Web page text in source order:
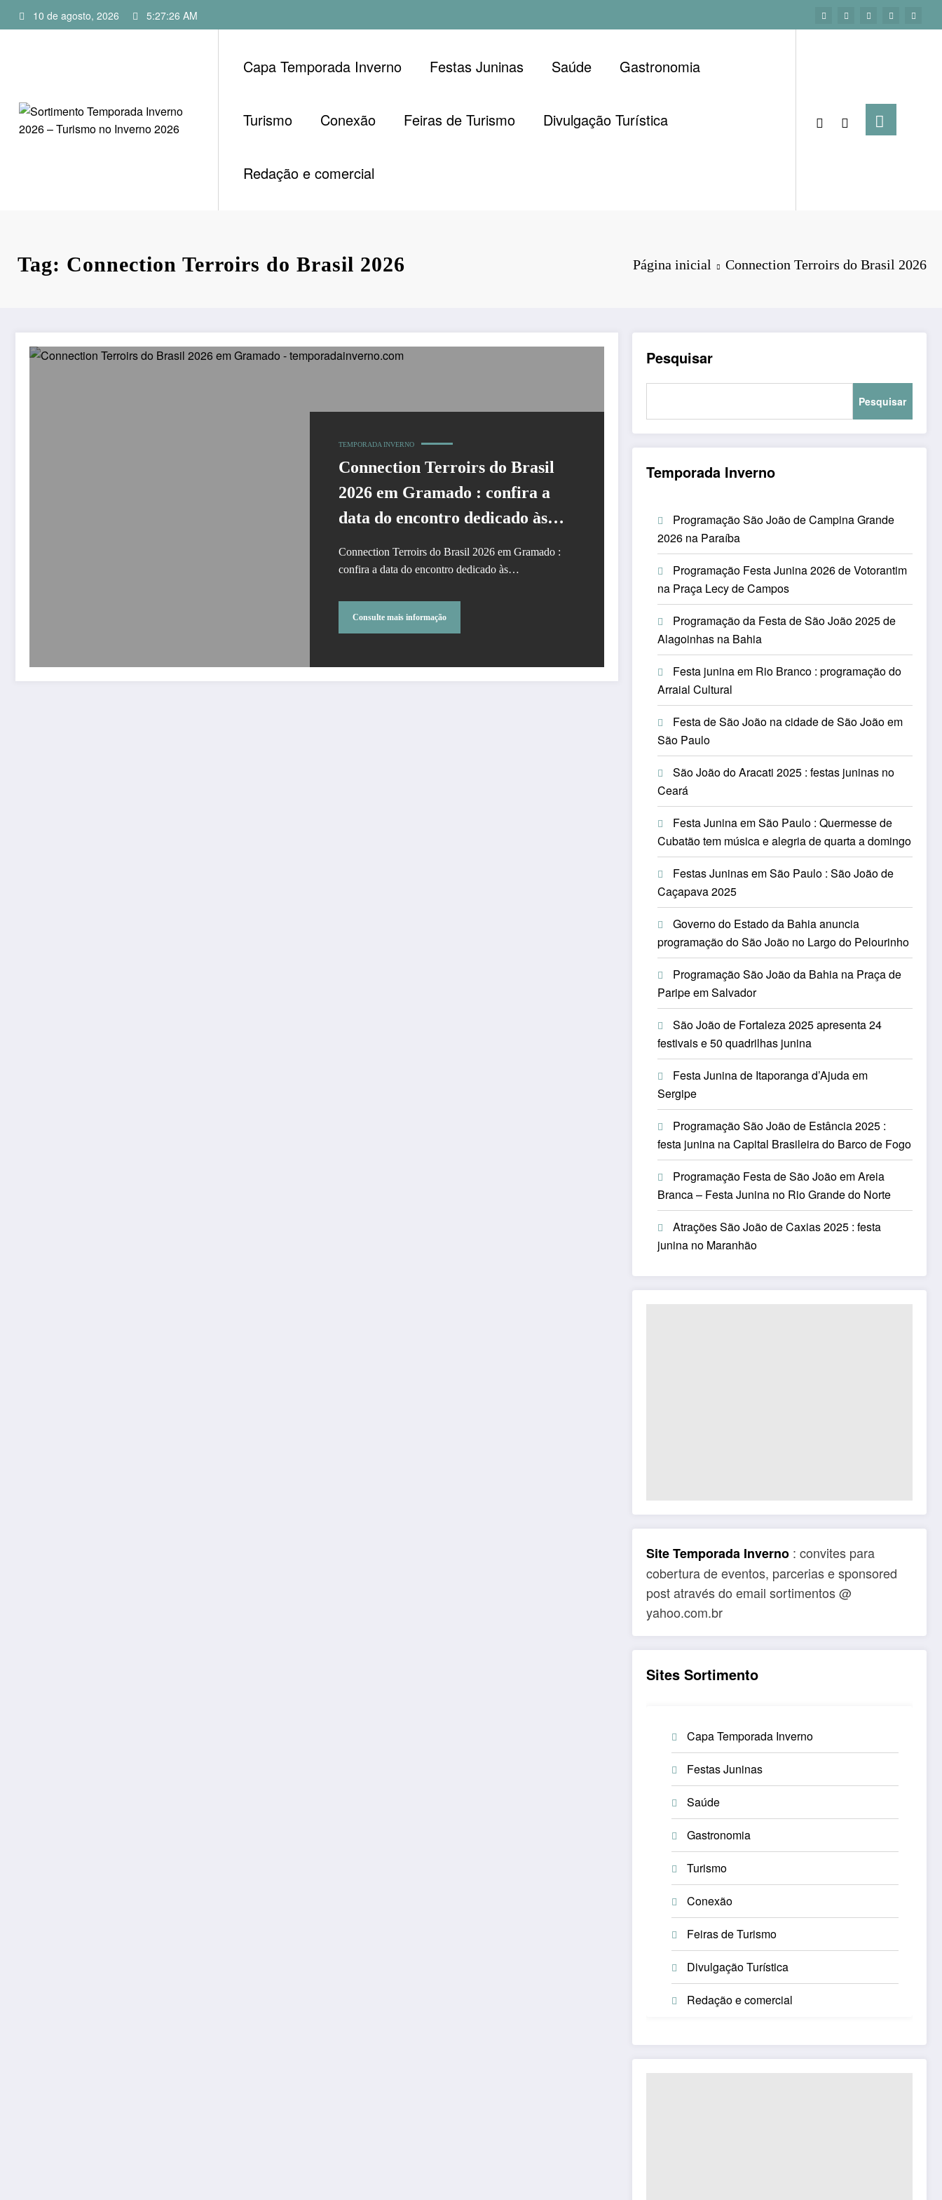
para
10 de agosto, 2026 5:27:27 AM
Capa Temporada Inverno Festas Juninas Saúde Gastronomia
Turismo Conexão Feiras de Turismo Divulgação Turística
Redação e comercial
Tag: Connection Terroirs do Brasil 2026 Página inicial Connection Terroirs do Brasil 2026
TEMPORADA INVERNO
Connection Terroirs do Brasil
2026 em Gramado : confira a
data do encontro dedicado às
Connection Terroirs do Brasil 2026 em Gramado :
confira a data do encontro dedicado às…
Consulte mais informação
Pesquisar
Pesquisar
Temporada Inverno
Programação São João de Campina Grande
2026 na Paraíba
Programação Festa Junina 2026 de Votorantim
na Praça Lecy de Campos
Programação da Festa de São João 2025 de
Alagoinhas na Bahia
Festa junina em Rio Branco : programação do
Arraial Cultural
Festa de São João na cidade de São João em
São Paulo
São João do Aracati 2025 : festas juninas no
Ceará
Festa Junina em São Paulo : Quermesse de
Cubatão tem música e alegria de quarta a domingo
Festas Juninas em São Paulo : São João de
Caçapava 2025
Governo do Estado da Bahia anuncia
programação do São João no Largo do Pelourinho
Programação São João da Bahia na Praça de
Paripe em Salvador
São João de Fortaleza 2025 apresenta 24
festivais e 50 quadrilhas junina
Festa Junina de Itaporanga d’Ajuda em
Sergipe
Programação São João de Estância 2025 :
festa junina na Capital Brasileira do Barco de Fogo
Programação Festa de São João em Areia
Branca – Festa Junina no Rio Grande do Norte
Atrações São João de Caxias 2025 : festa
junina no Maranhão
Site Temporada Inverno : convites para
cobertura de eventos, parcerias e sponsored
post através do email sortimentos @
yahoo.com.br
Sites Sortimento
Capa Temporada Inverno
Festas Juninas
Saúde
Gastronomia
Turismo
Conexão
Feiras de Turismo
Divulgação Turística
Redação e comercial